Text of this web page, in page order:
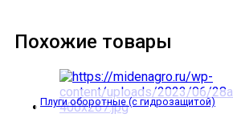
Похожие товары
Плуги оборотные (с гидрозащитой)